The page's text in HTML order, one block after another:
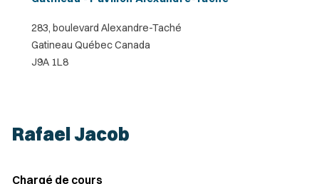
283, boulevard Alexandre-Taché
Gatineau Québec Canada
J9A 1L8
Rafael Jacob
Chargé de cours